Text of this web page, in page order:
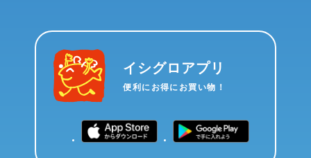
イシグロアプリ
便利にお得にお買い物！